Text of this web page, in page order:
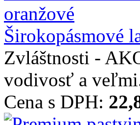
Širokopásmové
Zvláštnosti -
vodivosť a
Cena s DPH: